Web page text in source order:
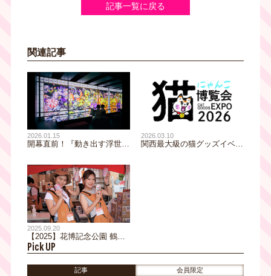
記事一覧に戻る
関連記事
2026.01.15
開幕直前！『動き出す浮世絵
ミュージアムの見どころをご
紹介
2026.03.10
関西最大級の猫グッズイベン
2025.09.20
【2025】花博記念公園 鶴見
緑地！全国各地の絶品グルメ
を楽しもう！|テレビ大阪
YATAIフェス！2025
Pick UP
記事 会員限定